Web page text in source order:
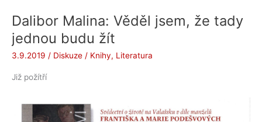
růže
Dalibor Malina: Věděl jsem, že tady
jednou budu žít
3.9.2019 / Diskuze / Knihy, Literatura
Již požítří